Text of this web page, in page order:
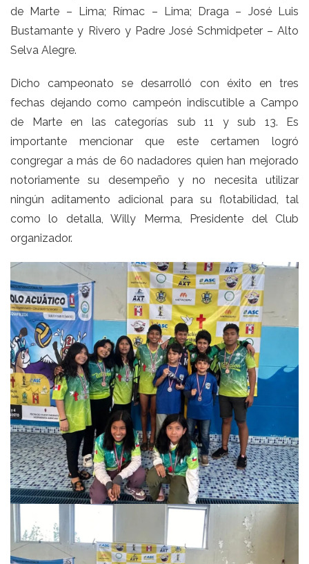
de Marte – Lima; Rímac – Lima; Draga – José Luis
Bustamante y Rivero y Padre José Schmidpeter – Alto
Selva Alegre.
Dicho campeonato se desarrolló con éxito en tres
fechas dejando como campeón indiscutible a Campo
de Marte en las categorías sub 11 y sub 13. Es
importante mencionar que este certamen logró
congregar a más de 60 nadadores quien han mejorado
notoriamente su desempeño y no necesita utilizar
ningún aditamento adicional para su flotabilidad, tal
como lo detalla, Willy Merma, Presidente del Club
organizador.